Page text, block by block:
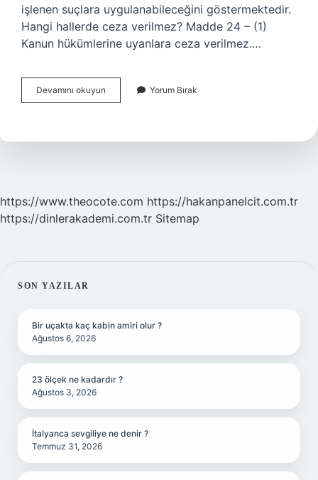
işlenen suçlara uygulanabileceğini göstermektedir.
Hangi hallerde ceza verilmez? Madde 24 – (1)
Kanun hükümlerine uyanlara ceza verilmez.…
Devamını okuyun
Kaldıran
Nedir
Yorum Bırak
https://www.theocote.com https://hakanpanelcit.com.tr
https://dinlerakademi.com.tr Sitemap
SIDEBAR
SON YAZILAR
Bir uçakta kaç kabin amiri olur ?
Ağustos 6, 2026
23 ölçek ne kadardır ?
Ağustos 3, 2026
İtalyanca sevgiliye ne denir ?
Temmuz 31, 2026